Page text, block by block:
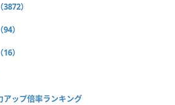
）
）
）
アップ倍率ランキング